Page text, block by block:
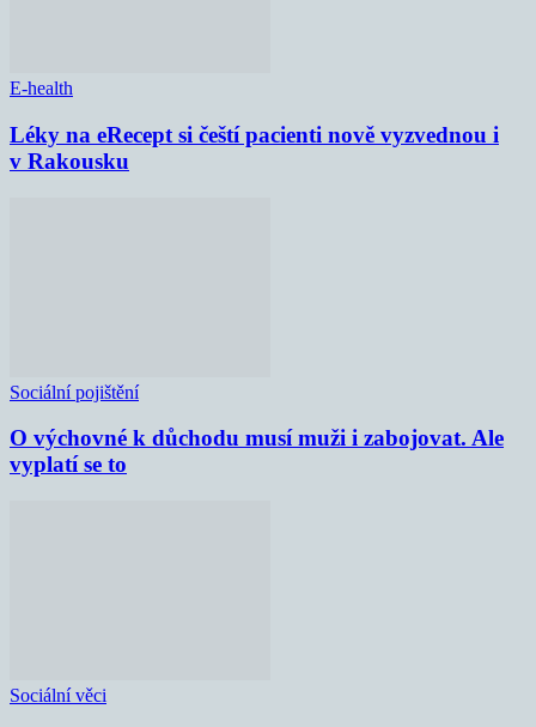
E-health
Léky na eRecept si čeští pacienti nově vyzvednou i
v Rakousku
Sociální pojištění
O výchovné k důchodu musí muži i zabojovat. Ale
vyplatí se to
Sociální věci